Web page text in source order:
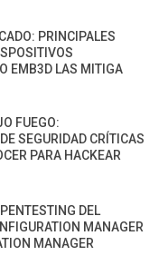
PRINCIPALES
EMB3D LAS MITIGA
FUEGO:
SEGURIDAD CRÍTICAS
PARA HACKEAR
DEL
MANAGER
MANAGER